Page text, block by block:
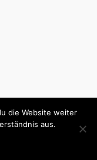
die Website weiter
aus.